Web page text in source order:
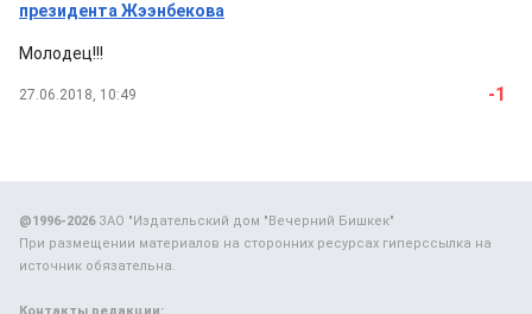
президента Жээнбекова
Молодец!!!
27.06.2018, 10:49 -1
@1996-2026ЗАО "Издательский дом "Вечерний Бишкек"
При размещении материалов на сторонних ресурсах гиперссылка на
источник обязательна.